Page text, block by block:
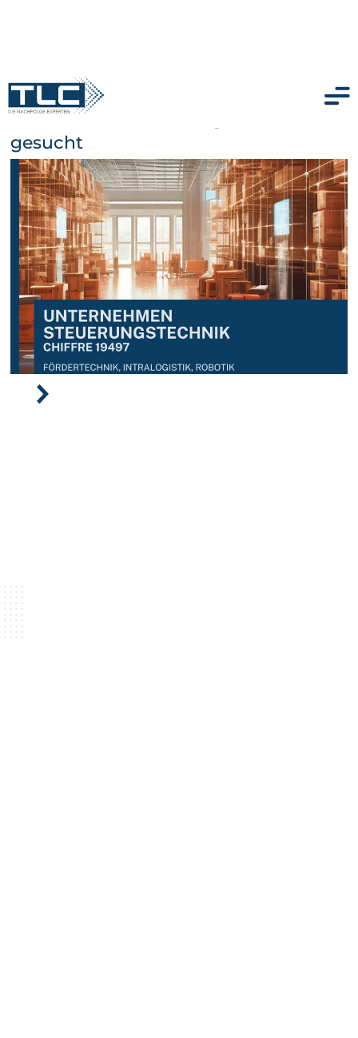
Fördertechnik / Intralogistik / Robotik
gesucht